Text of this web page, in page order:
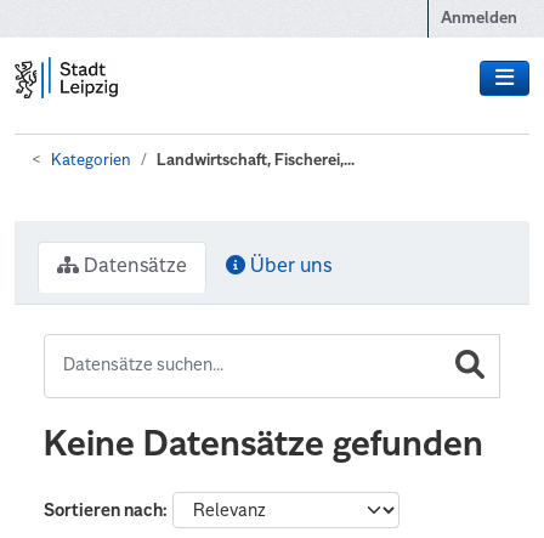
Anmelden
Kategorien Landwirtschaft, Fischerei,...
Datensätze Über uns
Keine Datensätze gefunden
Sortieren nach